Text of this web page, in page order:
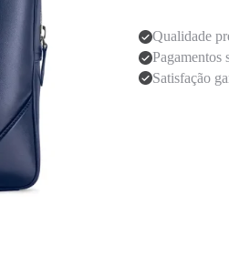
Qualidade
Pagamentos
Satisfação